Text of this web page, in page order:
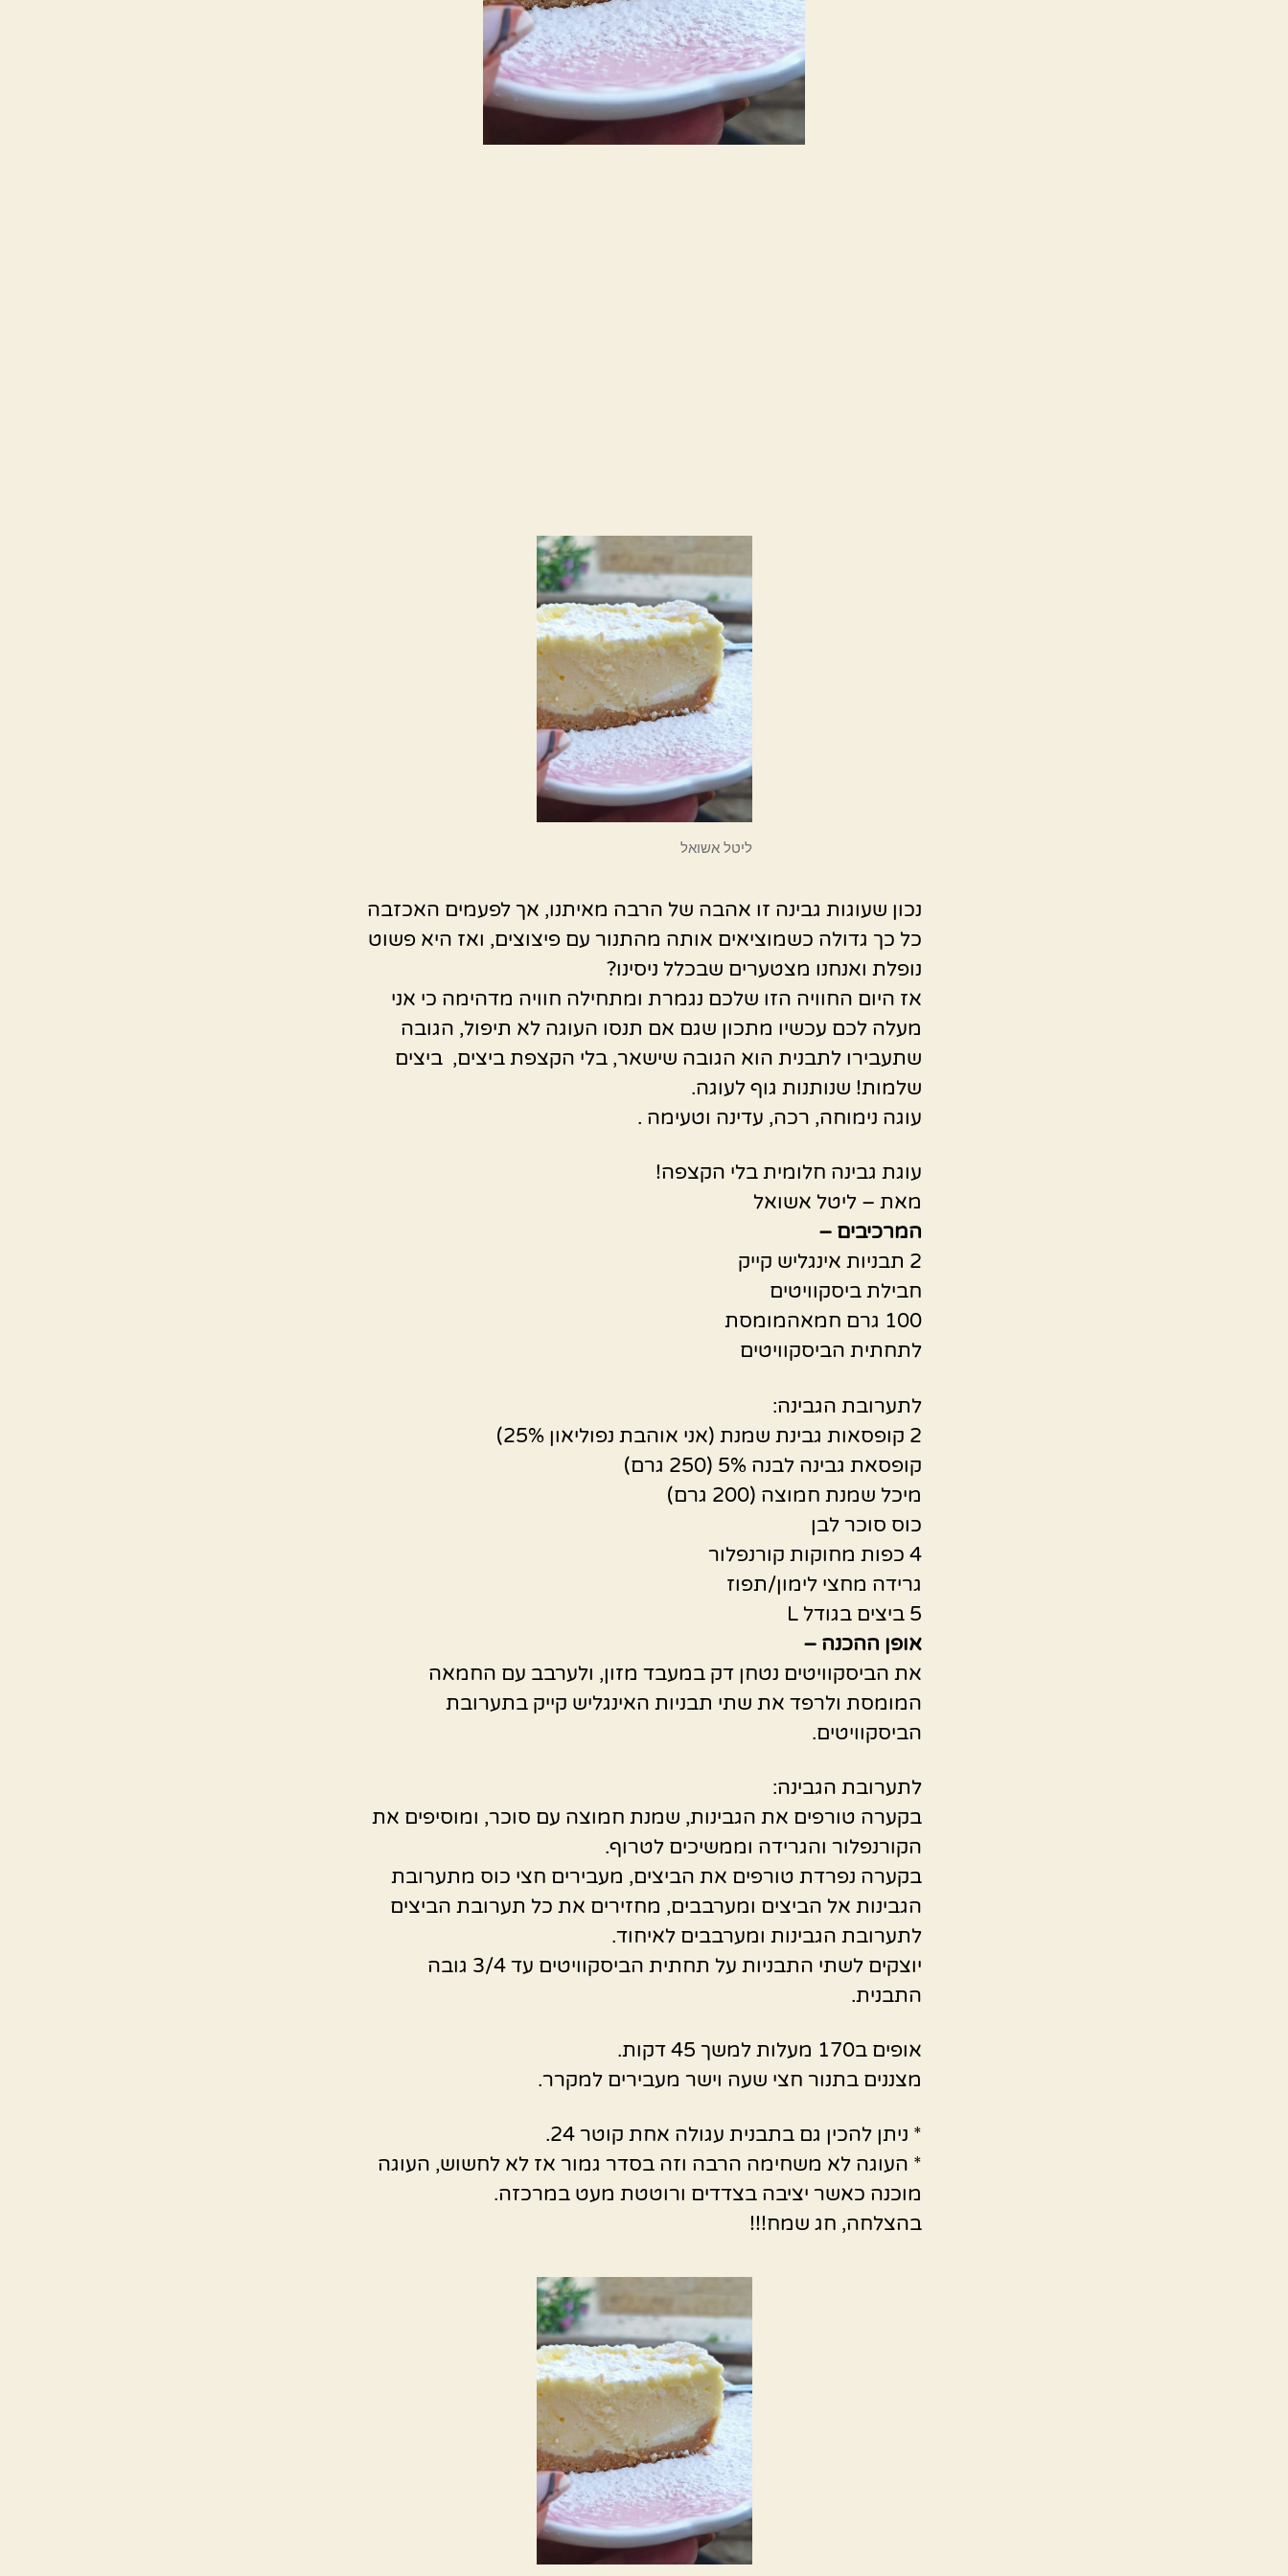
ליטל אשואל
נכון שעוגות גבינה זו אהבה של הרבה מאיתנו, אך לפעמים האכזבה
כל כך גדולה כשמוציאים אותה מהתנור עם פיצוצים, ואז היא פשוט
נופלת ואנחנו מצטערים שבכלל ניסינו?
אז היום החוויה הזו שלכם נגמרת ומתחילה חוויה מדהימה כי אני
מעלה לכם עכשיו מתכון שגם אם תנסו העוגה לא תיפול, הגובה
שתעבירו לתבנית הוא הגובה שישאר, בלי הקצפת ביצים, ביצים
שלמות! שנותנות גוף לעוגה.
עוגה נימוחה, רכה, עדינה וטעימה .
עוגת גבינה חלומית בלי הקצפה!
מאת – ליטל אשואל
המרכיבים –
2 תבניות אינגליש קייק
חבילת ביסקוויטים
100 גרם חמאהמומסת
לתחתית הביסקוויטים
לתערובת הגבינה:
2 קופסאות גבינת שמנת (אני אוהבת נפוליאון 25%)
קופסאת גבינה לבנה 5% (250 גרם)
מיכל שמנת חמוצה (200 גרם)
כוס סוכר לבן
4 כפות מחוקות קורנפלור
גרידה מחצי לימון/תפוז
5 ביצים בגודל L
אופן ההכנה –
את הביסקוויטים נטחן דק במעבד מזון, ולערבב עם החמאה
המומסת ולרפד את שתי תבניות האינגליש קייק בתערובת
הביסקוויטים.
לתערובת הגבינה:
בקערה טורפים את הגבינות, שמנת חמוצה עם סוכר, ומוסיפים את
הקורנפלור והגרידה וממשיכים לטרוף.
בקערה נפרדת טורפים את הביצים, מעבירים חצי כוס מתערובת
הגבינות אל הביצים ומערבבים, מחזירים את כל תערובת הביצים
לתערובת הגבינות ומערבבים לאיחוד.
יוצקים לשתי התבניות על תחתית הביסקוויטים עד 3/4 גובה
התבנית.
אופים ב170 מעלות למשך 45 דקות.
מצננים בתנור חצי שעה וישר מעבירים למקרר.
* ניתן להכין גם בתבנית עגולה אחת קוטר 24.
* העוגה לא משחימה הרבה וזה בסדר גמור אז לא לחשוש, העוגה
מוכנה כאשר יציבה בצדדים ורוטטת מעט במרכזה.
בהצלחה, חג שמח!!!